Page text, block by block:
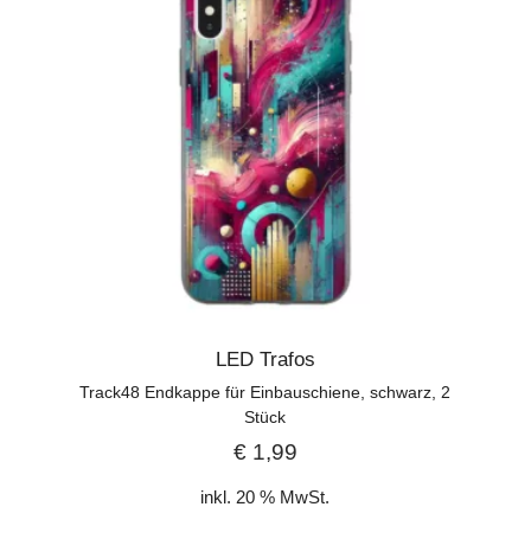
LED Trafos
Track48 Endkappe für Einbauschiene, schwarz, 2
Stück
€1,99
inkl. 20 % MwSt.